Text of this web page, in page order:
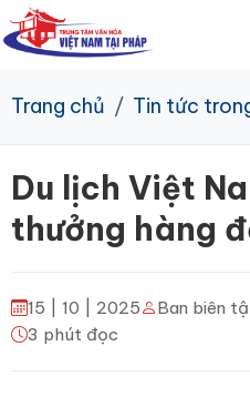
Trang chủ Tin tức
Du lịch Việt
thưởng hàng
15 | 10 | 2025 Ban biên
3 phút đọc